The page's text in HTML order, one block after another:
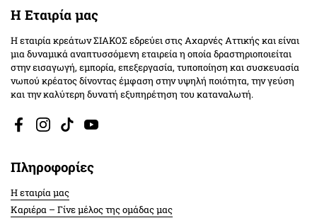
Η Εταιρία μας
Η εταιρία κρεάτων ΣΙΑΚΟΣ εδρεύει στις Αχαρνές Αττικής και είναι
μια δυναμικά αναπτυσσόμενη εταιρεία η οποία δραστηριοποιείται
στην εισαγωγή, εμπορία, επεξεργασία, τυποποίηση και συσκευασία
νωπού κρέατος δίνοντας έμφαση στην υψηλή ποιότητα, την γεύση
και την καλύτερη δυνατή εξυπηρέτηση του καταναλωτή.
FacebookInstagram
TikTokYouTube
Πληροφορίες
Η εταιρία μας
Καριέρα – Γίνε μέλος της ομάδας μας